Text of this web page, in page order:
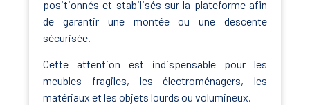
positionnés et stabilisés sur la plateforme afin
de garantir une montée ou une descente
sécurisée.
Cette attention est indispensable pour les
meubles fragiles, les électroménagers, les
matériaux et les objets lourds ou volumineux.